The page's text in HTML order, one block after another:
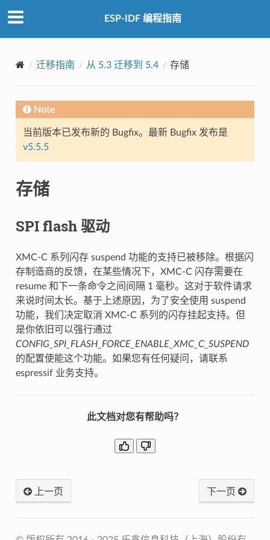
ESP-IDF 编程指南
迁移指南 从 5.3 迁移到 5.4 存储
Note
当前版本已发布新的 Bugfix。最新 Bugfix 发布是
v5.5.5
存储
SPI flash 驱动
XMC-C 系列闪存 suspend 功能的支持已被移除。根据闪
存制造商的反馈，在某些情况下，XMC-C 闪存需要在
resume 和下一条命令之间间隔 1 毫秒。这对于软件请求
来说时间太长。基于上述原因，为了安全使用 suspend
功能，我们决定取消 XMC-C 系列的闪存挂起支持。但
是你依旧可以强行通过
CONFIG_SPI_FLASH_FORCE_ENABLE_XMC_C_SUSPEND
的配置使能这个功能。如果您有任何疑问，请联系
espressif 业务支持。
此文档对您有帮助吗？
上一页 下一页